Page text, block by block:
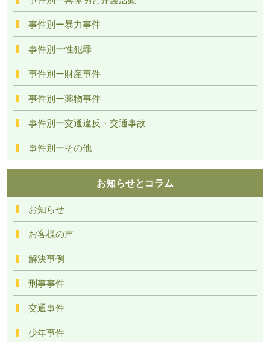
事件別ー暴力事件
事件別ー性犯罪
事件別ー財産事件
事件別ー薬物事件
事件別ー交通違反・交通事故
事件別ーその他
お知らせとコラム
お知らせ
お客様の声
解決事例
刑事事件
交通事件
少年事件